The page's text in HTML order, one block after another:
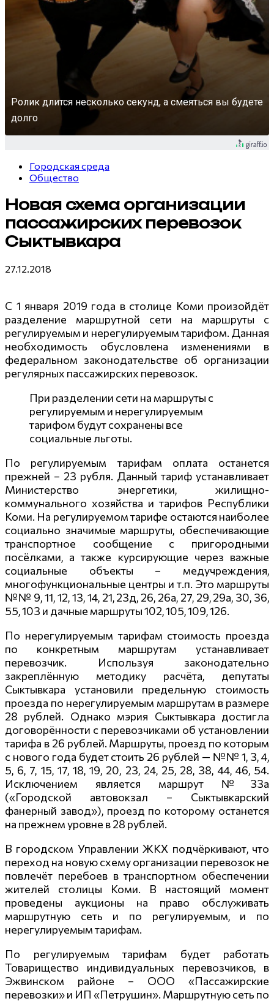
Ролик длится несколько секунд, а смеяться вы будете
долго
Городская среда
Общество
Новая схема организации
пассажирских перевозок
Сыктывкара
27.12.2018
С 1 января 2019 года в столице Коми произойдёт
разделение маршрутной сети на маршруты с
регулируемым и нерегулируемым тарифом. Данная
необходимость обусловлена изменениями в
федеральном законодательстве об организации
регулярных пассажирских перевозок.
При разделении сети на маршруты с
регулируемым и нерегулируемым
тарифом будут сохранены все
социальные льготы.
По регулируемым тарифам оплата останется
прежней – 23 рубля. Данный тариф устанавливает
Министерство энергетики, жилищно-
коммунального хозяйства и тарифов Республики
Коми. На регулируемом тарифе остаются наиболее
социально значимые маршруты, обеспечивающие
транспортное сообщение с пригородными
посёлками, а также курсирующие через важные
социальные объекты – медучреждения,
многофункциональные центры и т.п. Это маршруты
№№ 9, 11, 12, 13, 14, 21, 23д, 26, 26а, 27, 29, 29а, 30, 36,
55, 103 и дачные маршруты 102, 105, 109, 126.
По нерегулируемым тарифам стоимость проезда
по конкретным маршрутам устанавливает
перевозчик. Используя законодательно
закреплённую методику расчёта, депутаты
Сыктывкара установили предельную стоимость
проезда по нерегулируемым маршрутам в размере
28 рублей. Однако мэрия Сыктывкара достигла
договорённости с перевозчиками об установлении
тарифа в 26 рублей. Маршруты, проезд по которым
с нового года будет стоить 26 рублей — №№ 1, 3, 4,
5, 6, 7, 15, 17, 18, 19, 20, 23, 24, 25, 28, 38, 44, 46, 54.
Исключением является маршрут №33а
(«Городской автовокзал – Сыктывкарский
фанерный завод»), проезд по которому останется
на прежнем уровне в 28 рублей.
В городском Управлении ЖКХ подчёркивают, что
переход на новую схему организации перевозок не
повлечёт перебоев в транспортном обеспечении
жителей столицы Коми. В настоящий момент
проведены аукционы на право обслуживать
маршрутную сеть и по регулируемым, и по
нерегулируемым тарифам.
По регулируемым тарифам будет работать
Товарищество индивидуальных перевозчиков, в
Эжвинском районе – ООО «Пассажирские
перевозки» и ИП «Петрушин». Маршрутную сеть по